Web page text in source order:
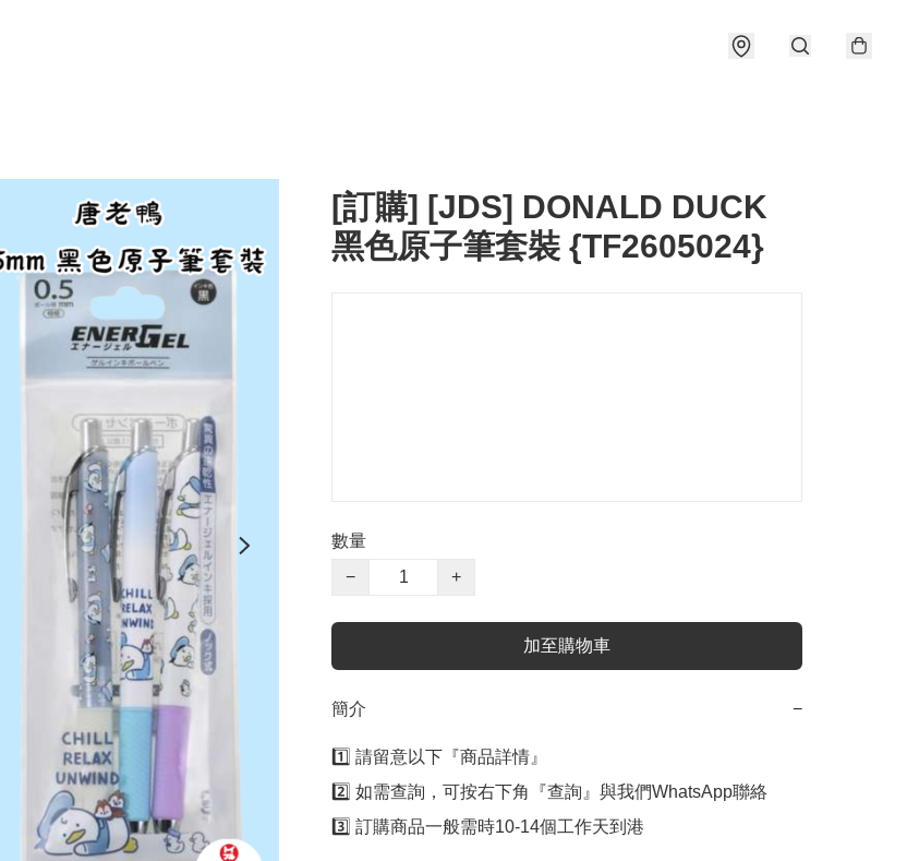
[訂購] [JDS] DONALD DUCK
黑色原子筆套裝 {TF2605024}
數量
−
+
加至購物車
簡介 −
1️⃣ 請留意以下『商品詳情』
2️⃣ 如需查詢，可按右下角『查詢』與我們WhatsApp聯絡
3️⃣ 訂購商品一般需時10-14個工作天到港